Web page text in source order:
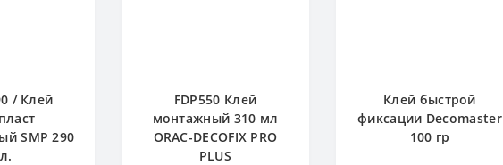
/ Клей
SMP 290
FDP550 Клей
монтажный 310 мл
ORAC-DECOFIX PRO
PLUS
Клей быстрой
фиксации Decomaster
100 гр